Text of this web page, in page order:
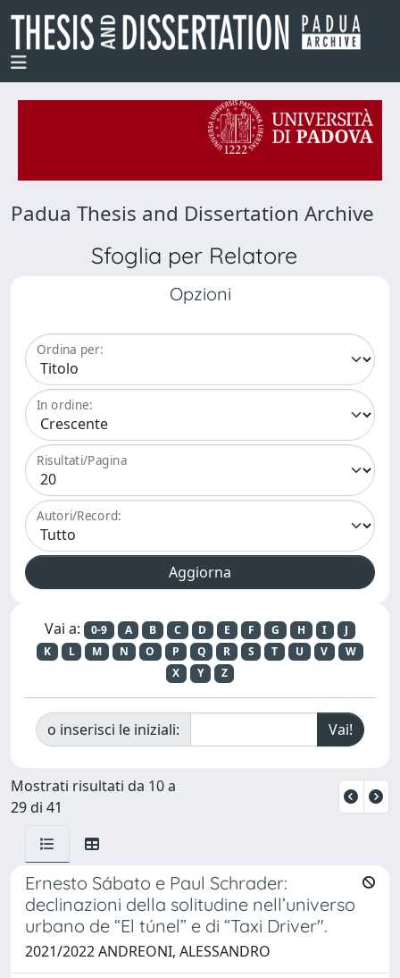
Padua Thesis and Dissertation Archive
Sfoglia per Relatore
Opzioni
Ordina per:
In ordine:
Risultati/Pagina
Autori/Record:
Vai a: 0-9 A B C D E F G H I
J
K
L M N O P Q R S T U V
W
X
Y Z
o inserisci le iniziali:
Mostrati risultati da 10 a
29 di 41
Ernesto Sábato e Paul Schrader:
declinazioni della solitudine nell’universo
urbano de “El túnel” e di “Taxi Driver".
2021/2022 ANDREONI, ALESSANDRO